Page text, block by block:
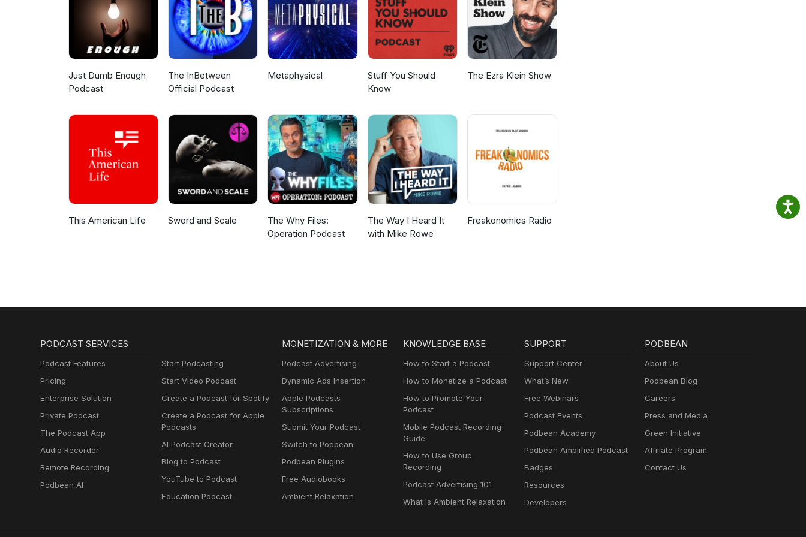
Just Dumb Enough
Podcast
The InBetween
Official Podcast
Metaphysical
Stuff You Should
Know
The Ezra Klein Show
This American Life Sword and Scale
The Why Files:
Operation Podcast
The Way I Heard It
with Mike Rowe
Freakonomics Radio
PODCAST SERVICES
Podcast Features
Pricing
Enterprise Solution
Private Podcast
The Podcast App
Audio Recorder
Remote Recording
Podbean AI
Start Podcasting
Start Video Podcast
Create a Podcast for Spotify
Create a Podcast for Apple
Podcasts
AI Podcast Creator
Blog to Podcast
YouTube to Podcast
Education Podcast
MONETIZATION & MORE
Podcast Advertising
Dynamic Ads Insertion
Apple Podcasts
Subscriptions
Submit Your Podcast
Switch to Podbean
Podbean Plugins
Free Audiobooks
Ambient Relaxation
KNOWLEDGE BASE
How to Start a Podcast
How to Monetize a Podcast
How to Promote Your
Podcast
Mobile Podcast Recording
Guide
How to Use Group
Recording
Podcast Advertising 101
What Is Ambient Relaxation
SUPPORT
Support Center
What’s New
Free Webinars
Podcast Events
Podbean Academy
Podbean Amplified Podcast
Badges
Resources
Developers
PODBEAN
About Us
Podbean Blog
Careers
Press and Media
Green Initiative
Affiliate Program
Contact Us